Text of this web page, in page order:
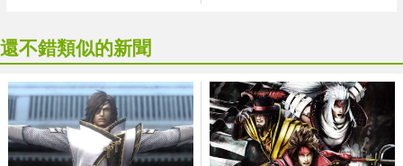
還不錯類似的新聞